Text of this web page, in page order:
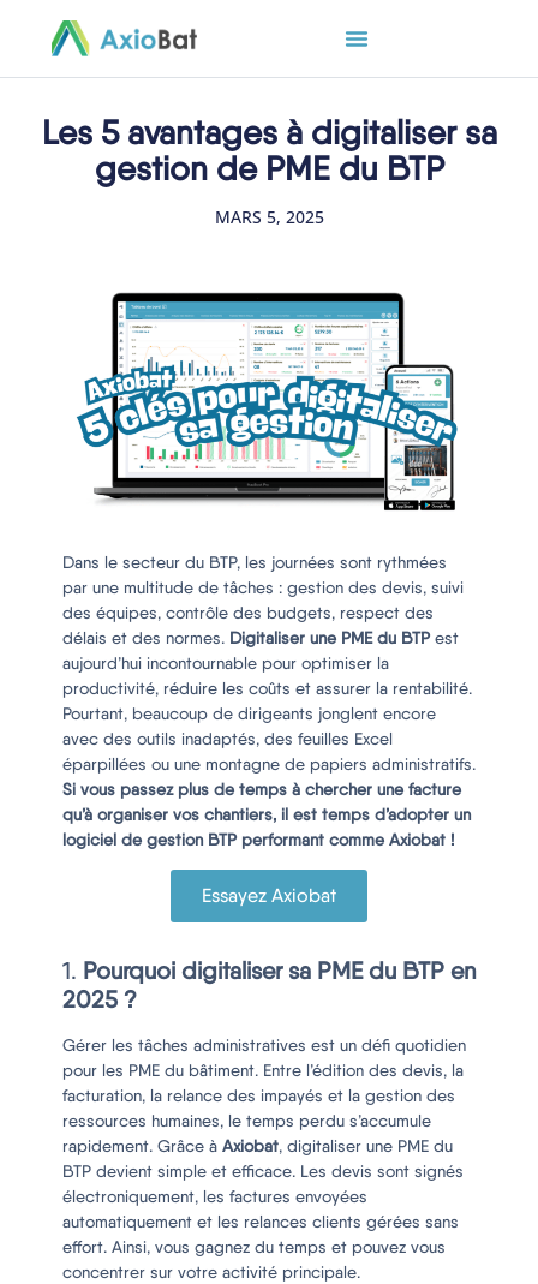
Les 5 avantages à digitaliser sa
gestion de PME du BTP
MARS 5, 2025
Dans le secteur du BTP, les journées sont rythmées
par une multitude de tâches : gestion des devis, suivi
des équipes, contrôle des budgets, respect des
délais et des normes. Digitaliser une PME du BTPest
aujourd’hui incontournable pour optimiser la
productivité, réduire les coûts et assurer la rentabilité.
Pourtant, beaucoup de dirigeants jonglent encore
avec des outils inadaptés, des feuilles Excel
éparpillées ou une montagne de papiers administratifs.
Si vous passez plus de temps à chercher une facture
qu’à organiser vos chantiers, il est temps d’adopter un
logiciel de gestion BTP performant comme Axiobat !
Essayez Axiobat
1. Pourquoi digitaliser sa PME du BTP en
2025 ?
Gérer les tâches administratives est un défi quotidien
pour les PME du bâtiment. Entre l’édition des devis, la
facturation, la relance des impayés et la gestion des
ressources humaines, le temps perdu s’accumule
rapidement. Grâce à Axiobat, digitaliser une PME du
BTP devient simple et efficace. Les devis sont signés
électroniquement, les factures envoyées
automatiquement et les relances clients gérées sans
effort. Ainsi, vous gagnez du temps et pouvez vous
concentrer sur votre activité principale.